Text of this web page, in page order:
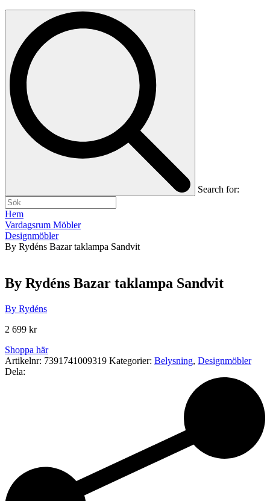
Search for:
Hem
Vardagsrum Möbler
Designmöbler
By Rydéns Bazar taklampa Sandvit
By Rydéns Bazar taklampa Sandvit
By Rydéns
2 699 kr
Shoppa här
Artikelnr: 7391741009319 Kategorier: Belysning, Designmöbler
Dela: